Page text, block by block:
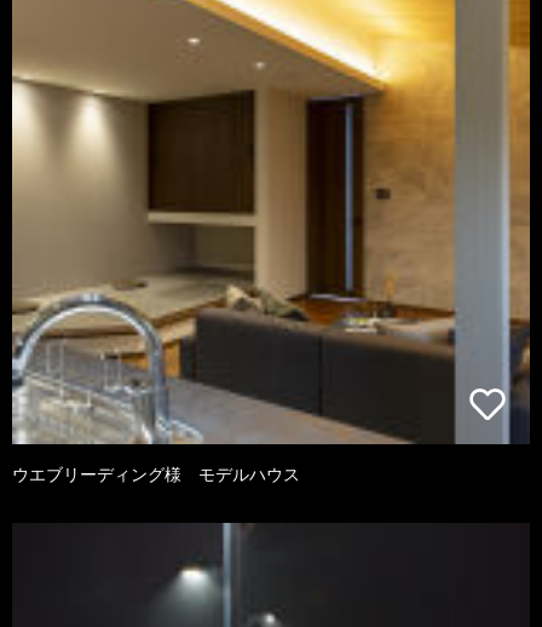
ウエブリーディング様 モデルハウス